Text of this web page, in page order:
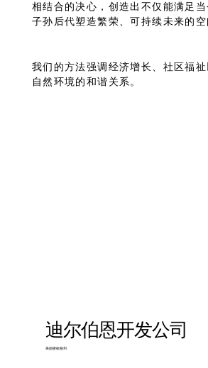
相结合的决心，创造出不仅能满足
子孙后代塑造繁荣、可持续未来的空
我们的方法强调经济增长、社区福
自然环境的和谐关系。
迪尔伯恩开发公司
美国密歇根州